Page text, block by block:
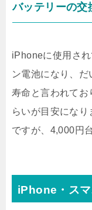
バッテリーの交
iPhoneに使用さ
ン電池になり、
寿命と言われてお
らいが目安になり
ですが、4,000円
iPhone・ス